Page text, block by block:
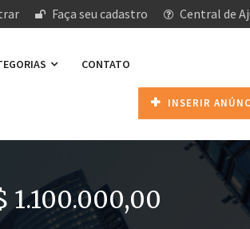
Faça seu cadastro Central de
CONTATO
INSERIR
1.100.000,00